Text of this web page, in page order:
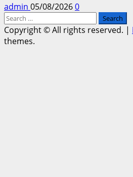
admin 05/08/20260
Search
for:
Copyright © All rights reserved. |
themes.